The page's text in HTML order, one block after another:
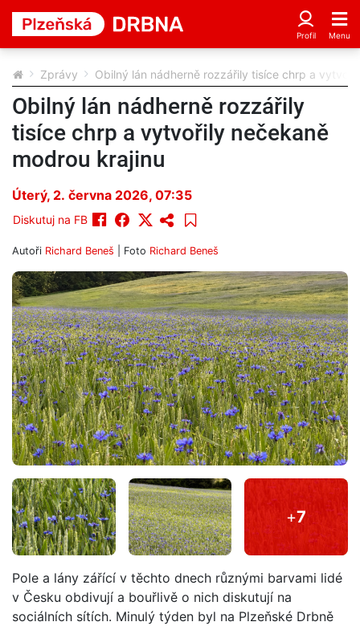
Zprávy Obilný lán nádherně rozzářily tisíce chrp a
Obilný lán nádherně rozzářily
tisíce chrp a vytvořily nečekaně
modrou krajinu
Úterý, 2. června 2026, 07:35
Diskutuj na FB
Autoři Richard Beneš | Foto Richard Beneš
+7
Pole a lány zářící v těchto dnech různými barvami lidé
v Česku obdivují a bouřlivě o nich diskutují na
sociálních sítích. Minulý týden byl na Plzeňské Drbně